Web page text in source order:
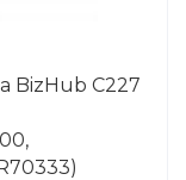
BizHub C227